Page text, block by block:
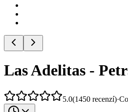
Las Adelitas -
5.0(1450 recenzí)·